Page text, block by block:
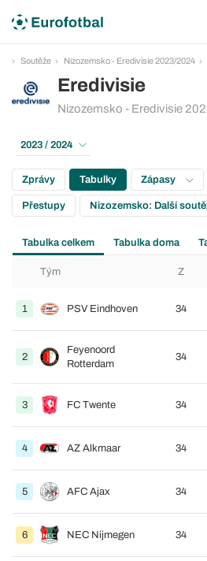
Soutěže Nizozemsko - Eredivisie 2023/2024
Eredivisie
Nizozemsko - Eredivisie
2023 / 2024
Zprávy Tabulky Zápasy
Přestupy Nizozemsko: Další
Tabulka celkem Tabulka doma
Tým Z
1 PSV Eindhoven 34
2
Feyenoord
Rotterdam
34
3 FC Twente 34
4 AZ Alkmaar 34
5 AFC Ajax 34
6 NEC Nijmegen 34